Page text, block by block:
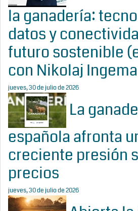
la ganadería:
datos y
futuro sostenible
con Nikolaj
jueves, 30 de julio de 2026
La
española afronta
creciente presión
precios
jueves, 30 de julio de 2026